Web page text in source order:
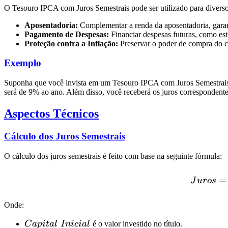
O Tesouro IPCA com Juros Semestrais pode ser utilizado para
Aposentadoria: Complementar a renda da aposentadoria,
Pagamento de Despesas: Financiar despesas futuras, como
Proteção contra a Inflação: Preservar o poder de compra do
Exemplo
Suponha que você invista em um Tesouro IPCA com Juros
será de 9% ao ano. Além disso, você receberá os juros
Aspectos Técnicos
Cálculo dos Juros Semestrais
O cálculo dos juros semestrais é feito com base na seguinte fórmula:
Juros =
Onde:
Capital
Capital Inicial é o valor investido no título.